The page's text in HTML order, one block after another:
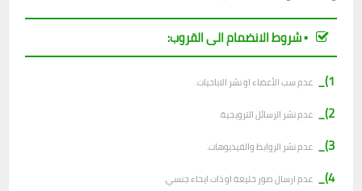
▪︎ شروط الانضمام الى القروب:
1)_
عدم سب الأعضاء او نشر الاباحيات.
2)_ عدم نشر الرسائل الترويجية.
3)_ عدم نشر الروابط والفيديوهات.
4)_ عدم ارسال صور خليعة او ذات ايحاء جنسي.